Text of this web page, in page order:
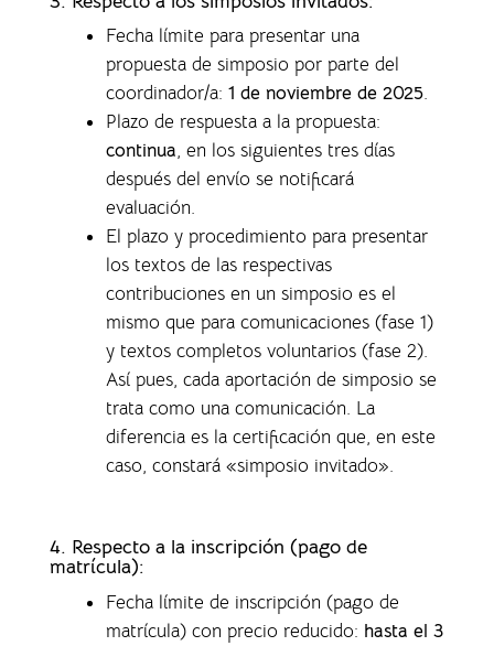
Fecha límite para presentar una
propuesta de simposio por parte del
coordinador/a: 1 de noviembre de 2025.
Plazo de respuesta a la propuesta:
continua, en los siguientes tres días
después del envío se notificará
evaluación.
El plazo y procedimiento para presentar
los textos de las respectivas
contribuciones en un simposio es el
mismo que para comunicaciones (fase 1)
y textos completos voluntarios (fase 2).
Así pues, cada aportación de simposio se
trata como una comunicación. La
diferencia es la certificación que, en este
caso, constará «simposio invitado».
4. Respecto a la inscripción (pago de
matrícula):
Fecha límite de inscripción (pago de
matrícula) con precio reducido: hasta el 3